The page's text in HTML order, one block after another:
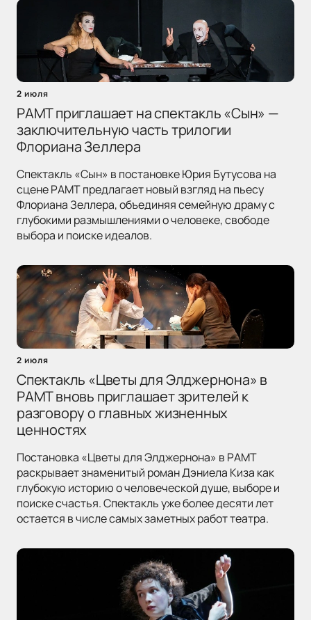
2 июля
РАМТ приглашает на спектакль «Сын» —
заключительную часть трилогии
Флориана Зеллера
Спектакль «Сын» в постановке Юрия Бутусова на
сцене РАМТ предлагает новый взгляд на пьесу
Флориана Зеллера, объединяя семейную драму с
глубокими размышлениями о человеке, свободе
выбора и поиске идеалов.
2 июля
Спектакль «Цветы для Элджернона» в
РАМТ вновь приглашает зрителей к
разговору о главных жизненных
ценностях
Постановка «Цветы для Элджернона» в РАМТ
раскрывает знаменитый роман Дэниела Киза как
глубокую историю о человеческой душе, выборе и
поиске счастья. Спектакль уже более десяти лет
остается в числе самых заметных работ театра.